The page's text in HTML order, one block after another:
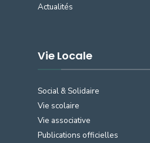
Actualités
Vie Locale
Social & Solidaire
Vie scolaire
Vie associative
Publications officielles